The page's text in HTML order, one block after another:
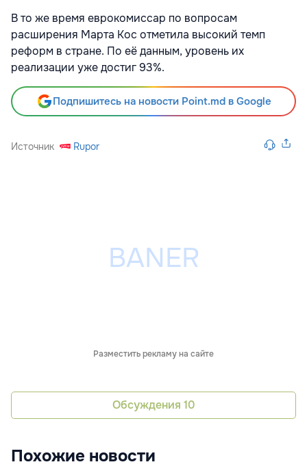
В то же время еврокомиссар по вопросам
расширения Марта Кос отметила высокий темп
реформ в стране. По её данным, уровень их
реализации уже достиг 93%.
Подпишитесь на новости Point.md в Google
Источник Rupor
Разместить рекламу на сайте
Обсуждения 10
Похожие новости